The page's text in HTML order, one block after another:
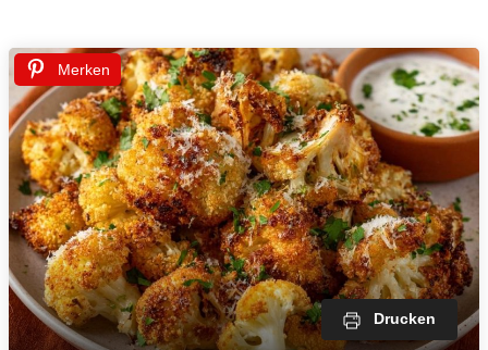
Merken
Drucken